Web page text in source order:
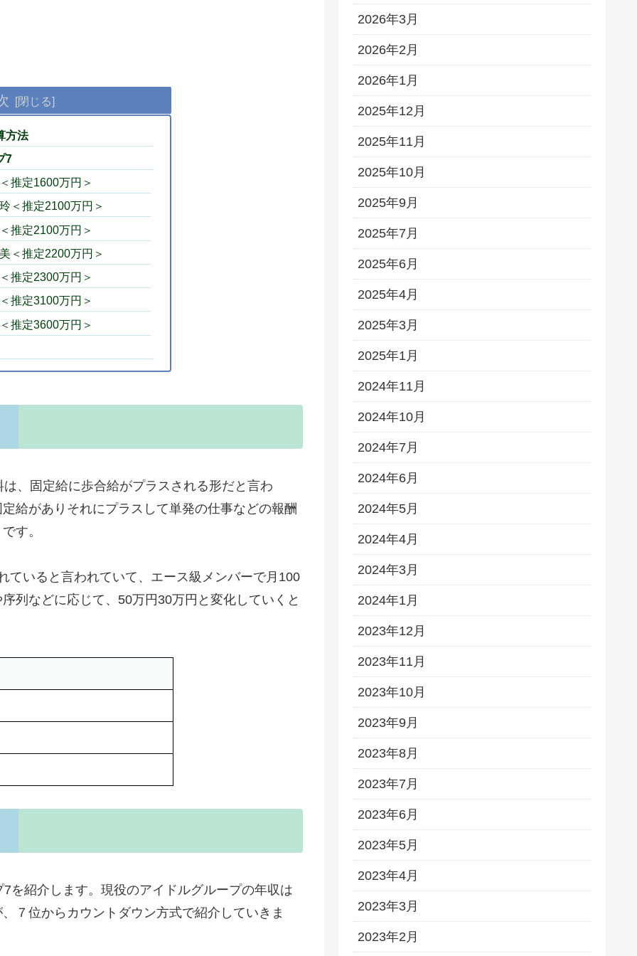
方法
7
推定1600万円＞
＜推定2100万円＞
推定2100万円＞
＜推定2200万円＞
推定2300万円＞
推定3100万円＞
推定3600万円＞
、固定給に歩合給がプラスされる形だと言わ
給がありそれにプラスして単発の仕事などの報酬
す。
ていると言われていて、エース級メンバーで月100
列などに応じて、50万円30万円と変化していくと
を紹介します。現役のアイドルグループの年収は
７位からカウントダウン方式で紹介していきま
2026年3月
2026年2月
2026年1月
2025年12月
2025年11月
2025年10月
2025年9月
2025年7月
2025年6月
2025年4月
2025年3月
2025年1月
2024年11月
2024年10月
2024年7月
2024年6月
2024年5月
2024年4月
2024年3月
2024年1月
2023年12月
2023年11月
2023年10月
2023年9月
2023年8月
2023年7月
2023年6月
2023年5月
2023年4月
2023年3月
2023年2月